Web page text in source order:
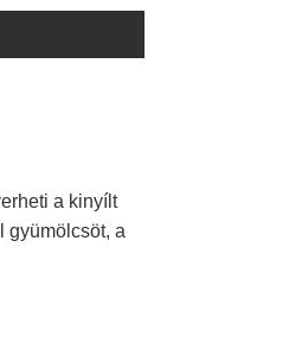
a kinyílt
gyümölcsöt, a